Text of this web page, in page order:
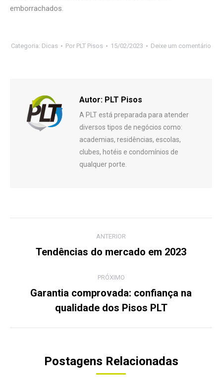
emborrachados.
Categoria: Dicas Por PLT Pisos 15/02/2023 Deixe um comentário
Autor: PLT Pisos
A PLT está preparada para atender
diversos tipos de negócios como:
academias, residências, escolas,
clubes, hotéis e condomínios de
qualquer porte.
ANTERIOR
Post
Tendências do mercado em 2023
PRÓXIMO
post:
Garantia comprovada: confiança na
qualidade dos Pisos PLT
Postagens Relacionadas